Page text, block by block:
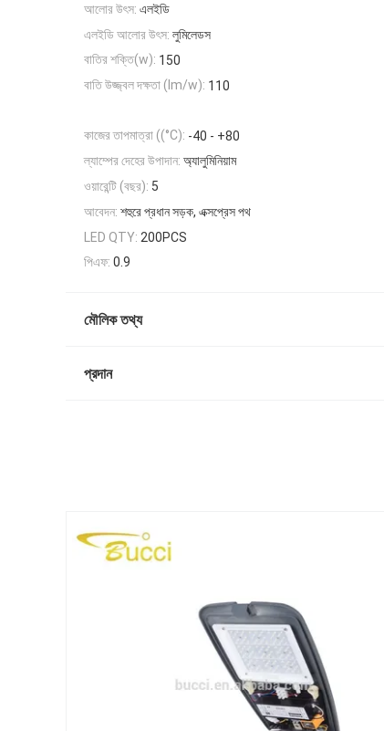
আলোর উৎস: এলইডি
এলইডি আলোর উৎস: লুমিলেডস
বাতির শক্তি(w): 150
বাতি উজ্জ্বল দক্ষতা (lm/w): 110
কাজের তাপমাত্রা ((°C): -40 - +80
ল্যাম্পের দেহের উপাদান: অ্যালুমিনিয়াম
ওয়ারেন্টি (বছর): 5
আবেদন: শহুরে প্রধান সড়ক, এক্সপ্রেস পথ
LED QTY: 200PCS
পিএফ: 0.9
মৌলিক তথ্য
প্রদান